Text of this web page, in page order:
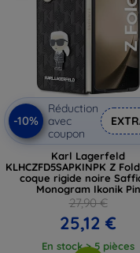
-10%
Réduction
avec
coupon
Karl Lagerfeld
KLHCZFD5SAPKINPK Z
coque rigide noire
Monogram Ikonik Pin
(KLHCZFD5SAPKINPK)
27,90 €
25,12 €
En stock > 5 pièces